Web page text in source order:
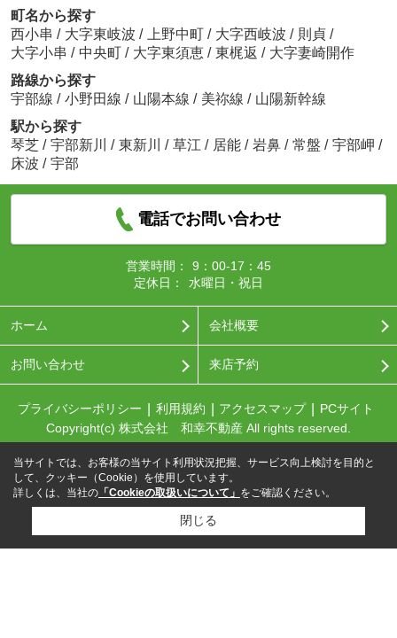
町名から探す
西小串 / 大字東岐波 / 上野中町 / 大字西岐波 / 則貞 /
大字小串 / 中央町 / 大字東須恵 / 東梶返 / 大字妻崎開作
路線から探す
宇部線 / 小野田線 / 山陽本線 / 美祢線 / 山陽新幹線
駅から探す
琴芝 / 宇部新川 / 東新川 / 草江 / 居能 / 岩鼻 / 常盤 / 宇部岬 /
床波 / 宇部
電話でお問い合わせ
営業時間：
9：00-17：45
定休日：
水曜日・祝日
ホーム 会社概要
お問い合わせ 来店予約
プライバシーポリシー 利用規約 アクセスマップ
PCサイト
Copyright(c) 株式会社 和幸不動産 All rights reserved.
当サイトでは、お客様の当サイト利用状況把握、サービス向上検討を目的と
して、クッキー（Cookie）を使用しています。
詳しくは、当社の 「Cookieの取扱いについて」 をご確認ください。
閉じる